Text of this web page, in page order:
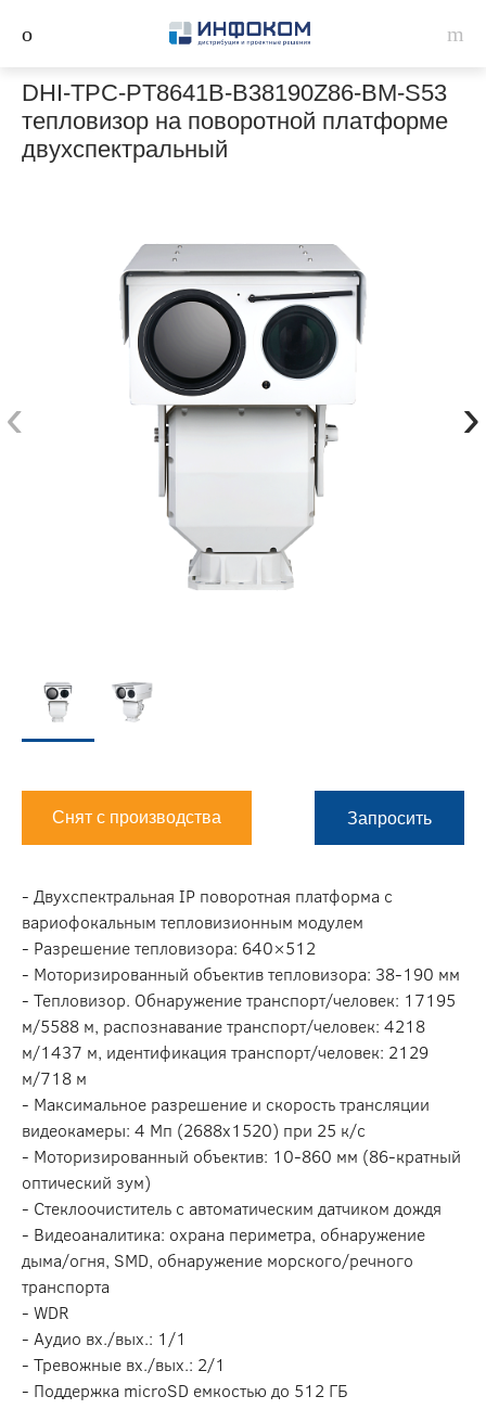
DHI-TPC-PT8641B-B38190Z86-BM-S53
тепловизор на поворотной платформе
двухспектральный
‹ ›
Снят с производства Запросить
- Двухспектральная IP поворотная платформа с
вариофокальным тепловизионным модулем
- Разрешение тепловизора: 640×512
- Моторизированный объектив тепловизора: 38-190 мм
- Тепловизор. Обнаружение транспорт/человек: 17195
м/5588 м, распознавание транспорт/человек: 4218
м/1437 м, идентификация транспорт/человек: 2129
м/718 м
- Максимальное разрешение и скорость трансляции
видеокамеры: 4 Мп (2688х1520) при 25 к/с
- Моторизированный объектив: 10-860 мм (86-кратный
оптический зум)
- Стеклоочиститель с автоматическим датчиком дождя
- Видеоаналитика: охрана периметра, обнаружение
дыма/огня, SMD, обнаружение морского/речного
транспорта
- WDR
- Аудио вх./вых.: 1/1
- Тревожные вх./вых.: 2/1
- Поддержка microSD емкостью до 512 ГБ